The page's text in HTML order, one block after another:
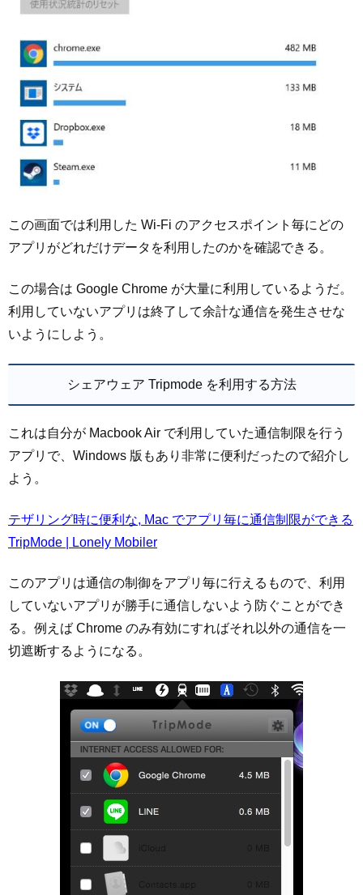
この画面では利用した Wi-Fi のアクセスポイント毎にどの
アプリがどれだけデータを利用したのかを確認できる。
この場合は Google Chrome が大量に利用しているようだ。
利用していないアプリは終了して余計な通信を発生させな
いようにしよう。
シェアウェア Tripmode を利用する方法
これは自分が Macbook Air で利用していた通信制限を行う
アプリで、Windows 版もあり非常に便利だったので紹介し
よう。
テザリング時に便利な, Mac でアプリ毎に通信制限ができる
TripMode | Lonely Mobiler
このアプリは通信の制御をアプリ毎に行えるもので、利用
していないアプリが勝手に通信しないよう防ぐことができ
る。例えば Chrome のみ有効にすればそれ以外の通信を一
切遮断するようになる。